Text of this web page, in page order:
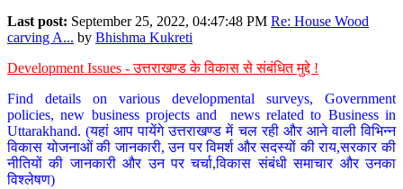
Last post: September 25, 2022, 04:47:48 PM Re: House Wood
carving A... by Bhishma Kukreti
Development Issues - उत्तराखण्ड के विकास से संबंधित मुद्दे !
Find details on various developmental surveys, Government
policies, new business projects and news related to Business in
Uttarakhand. (यहां आप पायेंगे उत्तराखण्ड में चल रही और आने वाली विभिन्न
विकास योजनाओं की जानकारी, उन पर विमर्श और सदस्यों की राय,सरकार की
नीतियों की जानकारी और उन पर चर्चा,विकास संबंधी समाचार और उनका
विश्लेषण)